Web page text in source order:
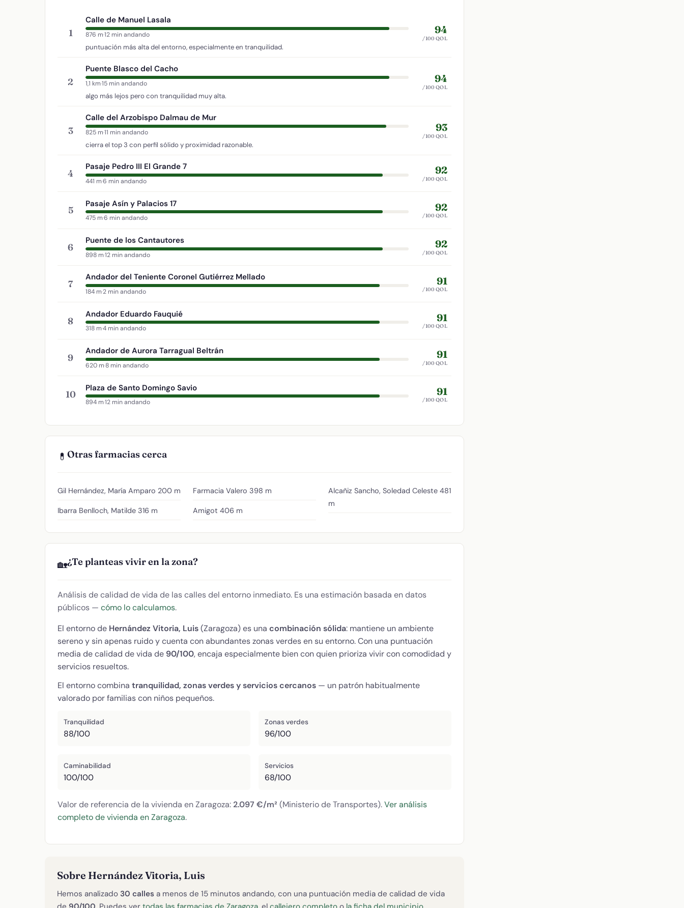
1
Calle de Manuel Lasala
876 m·12 min andando
puntuación más alta del entorno, especialmente en tranquilidad.
94
/100 QOL
2
Puente Blasco del Cacho
1,1 km·15 min andando
algo más lejos pero con tranquilidad muy alta.
94
/100 QOL
3
Calle del Arzobispo Dalmau de Mur
825 m·11 min andando
cierra el top 3 con perfil sólido y proximidad razonable.
93
/100 QOL
4
Pasaje Pedro III El Grande 7
441 m·6 min andando
92
/100 QOL
5
Pasaje Asín y Palacios 17
475 m·6 min andando
92
/100 QOL
6
Puente de los Cantautores
898 m·12 min andando
92
/100 QOL
7
Andador del Teniente Coronel Gutiérrez Mellado
184 m·2 min andando
91
/100 QOL
8
Andador Eduardo Fauquié
318 m·4 min andando
91
/100 QOL
9
Andador de Aurora Tarragual Beltrán
620 m·8 min andando
91
/100 QOL
10
Plaza de Santo Domingo Savio
894 m·12 min andando
91
/100 QOL
💊 Otras farmacias cerca
Gil Hernández, María Amparo 200 m
Ibarra Benlloch, Matilde 316 m
Farmacia Valero 398 m
Amigot 406 m
Alcañiz Sancho, Soledad Celeste 481
m
🏡¿Te planteas vivir en la zona?
Análisis de calidad de vida de las calles del entorno inmediato. Es una estimación basada en datos
públicos — cómo lo calculamos.
El entorno de Hernández Vitoria, Luis(Zaragoza) es una combinación sólida: mantiene un ambiente
sereno y sin apenas ruido y cuenta con abundantes zonas verdes en su entorno. Con una puntuación
media de calidad de vida de 90/100, encaja especialmente bien con quien prioriza vivir con comodidad y
servicios resueltos.
El entorno combina tranquilidad, zonas verdes y servicios cercanos — un patrón habitualmente
valorado por familias con niños pequeños.
Tranquilidad
88/100
Zonas verdes
96/100
Caminabilidad
100/100
Servicios
68/100
Valor de referencia de la vivienda en Zaragoza: 2.097 €/m² (Ministerio de Transportes).Ver análisis
completo de vivienda en Zaragoza.
Sobre Hernández Vitoria, Luis
Hemos analizado 30 calles a menos de 15 minutos andando, con una puntuación media de calidad de vida